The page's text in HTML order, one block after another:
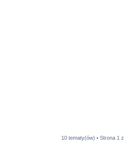
10 tematy(ów) • Strona 1 z